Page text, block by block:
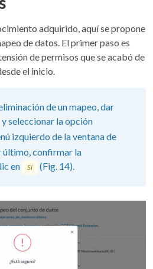
adquirido, aquí se propone
de datos. El primer paso es
de permisos que se acabó de
el inicio.
de un mapeo, dar
y seleccionar la opción
izquierdo de la ventana de
último, confirmar la
en
Sí (Fig. 14).